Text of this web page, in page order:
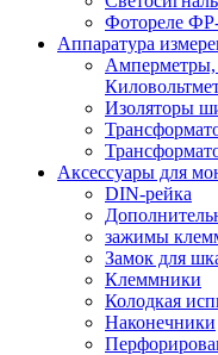
Фотореле
Аппаратура
Амперметры,
Изоляторы
Аксессуары для
DIN-рейка
зажимы
Замок для
Клеммники
Колодкая
Наконечники